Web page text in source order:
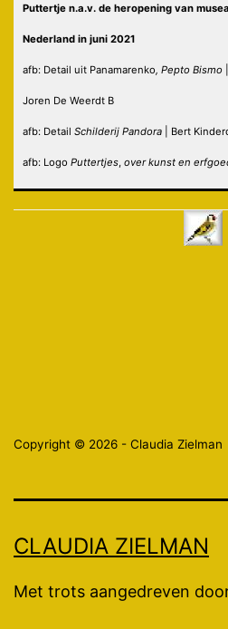
Puttertje n.a.v. de heropening van
Nederland in juni 2021
afb: Detail uit Panamarenko, Pepto Bismo
Joren De Weerdt B
afb: Detail Schilderij Pandora | Bert
afb: Logo Puttertjes, over kunst en
Copyright © 2026 - Claudia Zielman
CLAUDIA ZIELMAN
Met trots aangedreven